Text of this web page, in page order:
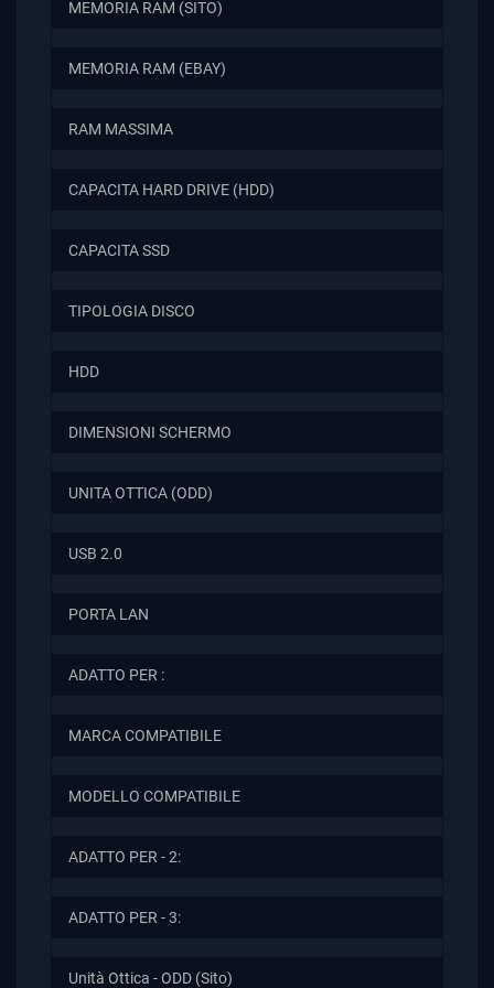
MEMORIA RAM (SITO)
MEMORIA RAM (EBAY)
RAM MASSIMA
CAPACITA HARD DRIVE (HDD)
CAPACITA SSD
TIPOLOGIA DISCO
HDD
DIMENSIONI SCHERMO
UNITA OTTICA (ODD)
USB 2.0
PORTA LAN
ADATTO PER :
MARCA COMPATIBILE
MODELLO COMPATIBILE
ADATTO PER - 2:
ADATTO PER - 3:
Unità Ottica - ODD (Sito)